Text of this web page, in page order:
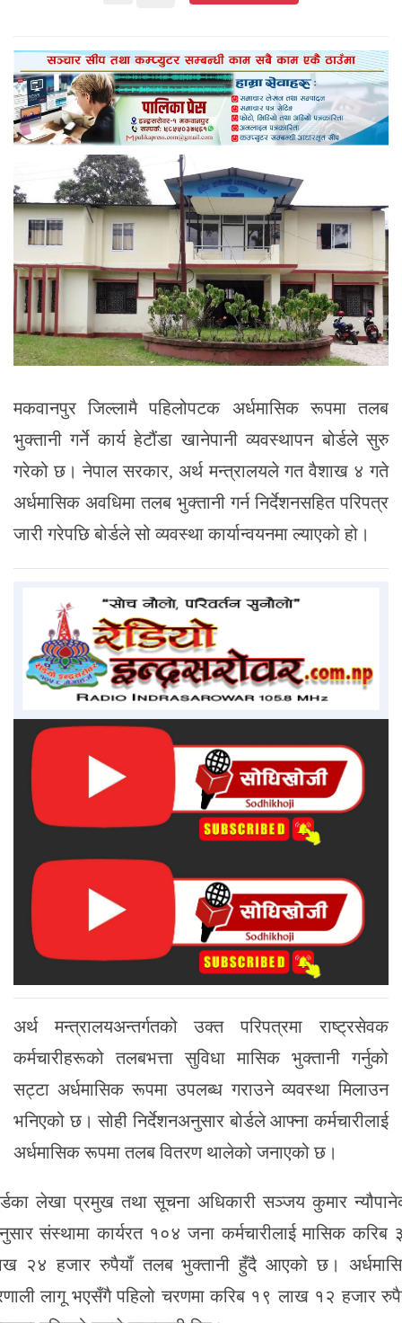
मकवानपुर जिल्लामै पहिलोपटक अर्धमासिक रूपमा तलब
भुक्तानी गर्ने कार्य हेटौंडा खानेपानी व्यवस्थापन बोर्डले सुरु
गरेको छ। नेपाल सरकार, अर्थ मन्त्रालयले गत वैशाख ४ गते
अर्धमासिक अवधिमा तलब भुक्तानी गर्न निर्देशनसहित परिपत्र
जारी गरेपछि बोर्डले सो व्यवस्था कार्यान्वयनमा ल्याएको हो।
अर्थ मन्त्रालयअन्तर्गतको उक्त परिपत्रमा राष्ट्रसेवक
कर्मचारीहरूको तलबभत्ता सुविधा मासिक भुक्तानी गर्नुको
सट्टा अर्धमासिक रूपमा उपलब्ध गराउने व्यवस्था मिलाउन
भनिएको छ। सोही निर्देशनअनुसार बोर्डले आफ्ना कर्मचारीलाई
अर्धमासिक रूपमा तलब वितरण थालेको जनाएको छ।
लेखा प्रमुख तथा सूचना अधिकारी सञ्जय कुमार
संस्थामा कार्यरत १०४ जना कर्मचारीलाई मासिक करिब
२४ हजार रुपैयाँ तलब भुक्तानी हुँदै आएको छ।
लागू भएसँगै पहिलो चरणमा करिब १९ लाख १२ हजार